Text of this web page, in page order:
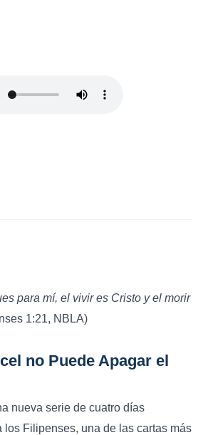
para mí, el vivir es Cristo y el morir
1:21, NBLA)
no Puede Apagar el
nueva serie de cuatro días
los Filipenses, una de las cartas más